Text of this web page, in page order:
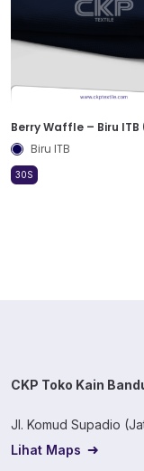
Berry Waffle – Biru ITB
Biru ITB
30S
CKP Toko Kain
Jl. Komud Supadio
Lihat Maps